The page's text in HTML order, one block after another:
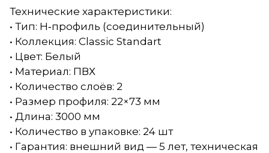
Технические характеристики:
• Тип: Н‑профиль (соединительный)
• Коллекция: Classic Standart
• Цвет: Белый
• Материал: ПВХ
• Количество слоёв: 2
• Размер профиля: 22×73 мм
• Длина: 3000 мм
• Количество в упаковке: 24 шт
• Гарантия: внешний вид — 5 лет, техническая